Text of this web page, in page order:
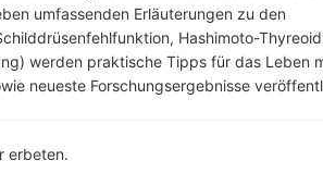
umfassenden Erläuterungen zu den
Hashimoto-
werden praktische Tipps für das Leben
neueste Forschungsergebnisse
erbeten.